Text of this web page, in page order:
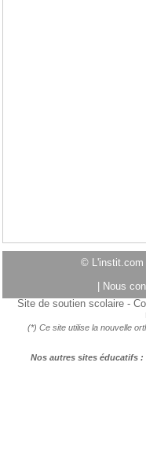
© L'instit.com
Nous
Site de soutien scolaire -
(*) Ce site utilise la nouvelle
Nos autres sites éducatifs :